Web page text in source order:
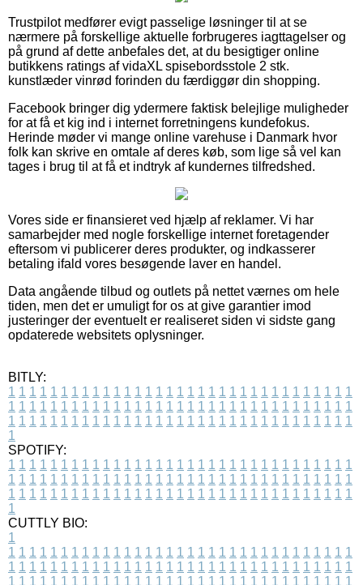
Trustpilot medfører evigt passelige løsninger til at se
nærmere på forskellige aktuelle forbrugeres iagttagelser og
på grund af dette anbefales det, at du besigtiger online
butikkens ratings af vidaXL spisebordsstole 2 stk.
kunstlæder vinrød forinden du færdiggør din shopping.
Facebook bringer dig ydermere faktisk belejlige muligheder
for at få et kig ind i internet forretningens kundefokus.
Herinde møder vi mange online varehuse i Danmark hvor
folk kan skrive en omtale af deres køb, som lige så vel kan
tages i brug til at få et indtryk af kundernes tilfredshed.
Vores side er finansieret ved hjælp af reklamer. Vi har
samarbejder med nogle forskellige internet foretagender
eftersom vi publicerer deres produkter, og indkasserer
betaling ifald vores besøgende laver en handel.
Data angående tilbud og outlets på nettet værnes om hele
tiden, men det er umuligt for os at give garantier imod
justeringer der eventuelt er realiseret siden vi sidste gang
opdaterede websitets oplysninger.
BITLY:
1 1 1 1 1 1 1 1 1 1 1 1 1 1 1 1 1 1 1 1 1 1 1 1 1 1 1 1 1 1 1 1 1
1 1 1 1 1 1 1 1 1 1 1 1 1 1 1 1 1 1 1 1 1 1 1 1 1 1 1 1 1 1 1 1 1
1 1 1 1 1 1 1 1 1 1 1 1 1 1 1 1 1 1 1 1 1 1 1 1 1 1 1 1 1 1 1 1 1
1
SPOTIFY:
1 1 1 1 1 1 1 1 1 1 1 1 1 1 1 1 1 1 1 1 1 1 1 1 1 1 1 1 1 1 1 1 1
1 1 1 1 1 1 1 1 1 1 1 1 1 1 1 1 1 1 1 1 1 1 1 1 1 1 1 1 1 1 1 1 1
1 1 1 1 1 1 1 1 1 1 1 1 1 1 1 1 1 1 1 1 1 1 1 1 1 1 1 1 1 1 1 1 1
1
CUTTLY BIO:
1
1 1 1 1 1 1 1 1 1 1 1 1 1 1 1 1 1 1 1 1 1 1 1 1 1 1 1 1 1 1 1 1 1
1 1 1 1 1 1 1 1 1 1 1 1 1 1 1 1 1 1 1 1 1 1 1 1 1 1 1 1 1 1 1 1 1
1 1 1 1 1 1 1 1 1 1 1 1 1 1 1 1 1 1 1 1 1 1 1 1 1 1 1 1 1 1 1 1 1